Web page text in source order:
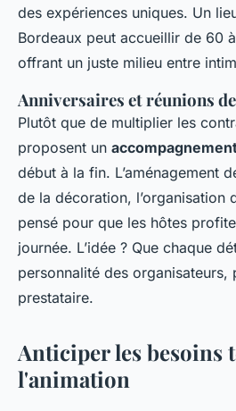
des expériences uniques. Un
Bordeaux peut accueillir de 60
offrant un juste milieu entre
Anniversaires et réunions
Plutôt que de multiplier les
proposent un
début à la fin. L’aménagement
de la décoration, l’organisation
pensé pour que les hôtes
journée. L’idée ? Que chaque
personnalité des organisateurs,
prestataire.
Anticiper les besoins
l'animation